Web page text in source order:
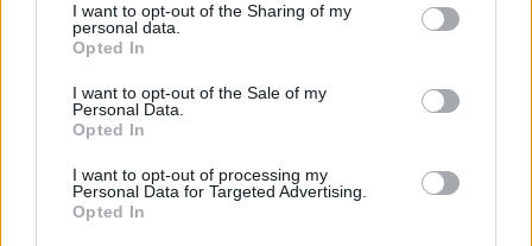
not limited to your visit or usage behaviour. You may click to
grant or deny consent to Google and its third-party tags to
use your data for below specified purposes in below Google
consent section.
I want to opt-out of the Sharing of my
personal data.
Opted In
I want to opt-out of the Sale of my
Personal Data.
Opted In
I want to opt-out of processing my
Personal Data for Targeted Advertising.
Opted In
Continua a leggere